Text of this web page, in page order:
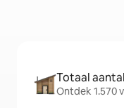
Totaal
Ontdek 1.570